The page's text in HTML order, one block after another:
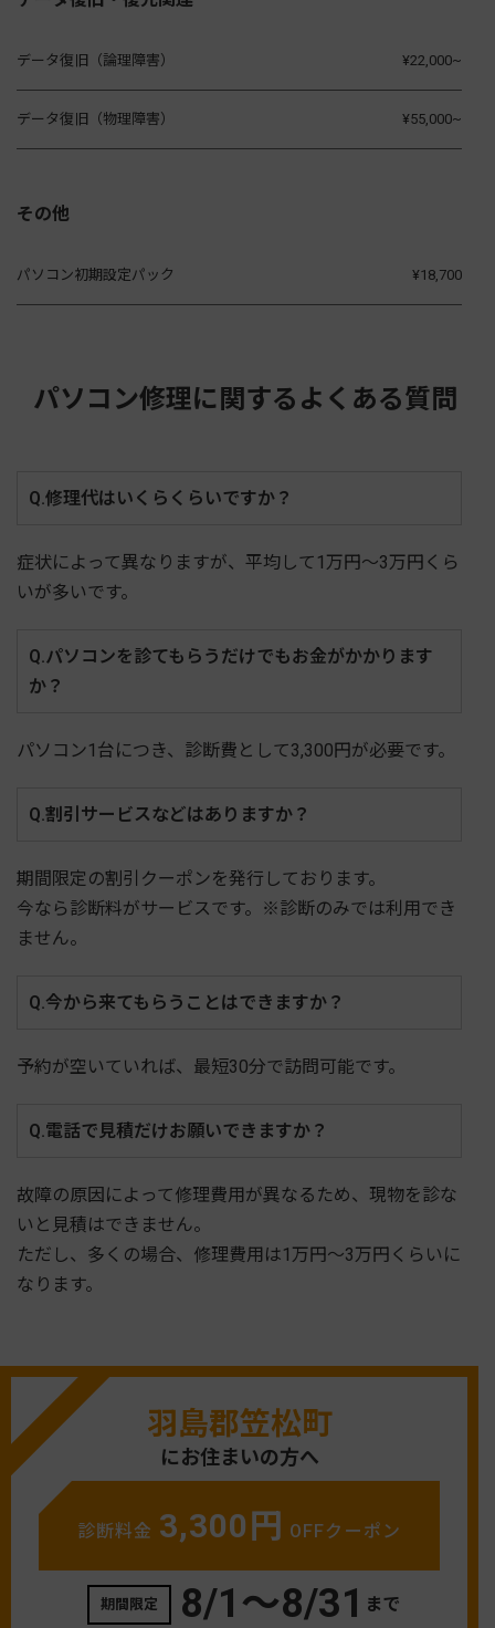
データ復旧（論理障害） ¥22,000~
データ復旧（物理障害） ¥55,000~
その他
パソコン初期設定パック ¥18,700
パソコン修理に関するよくある質問
Q.修理代はいくらくらいですか？
症状によって異なりますが、平均して1万円～3万円くら
いが多いです。
Q.パソコンを診てもらうだけでもお金がかかります
か？
パソコン1台につき、診断費として3,300円が必要です。
Q.割引サービスなどはありますか？
期間限定の割引クーポンを発行しております。
今なら診断料がサービスです。※診断のみでは利用でき
ません。
Q.今から来てもらうことはできますか？
予約が空いていれば、最短30分で訪問可能です。
Q.電話で見積だけお願いできますか？
故障の原因によって修理費用が異なるため、現物を診な
いと見積はできません。
ただし、多くの場合、修理費用は1万円～3万円くらいに
なります。
羽島郡笠松町
にお住まいの方へ
診断料金 3,300円 OFFクーポン
期間限定 8/1〜8/31 まで